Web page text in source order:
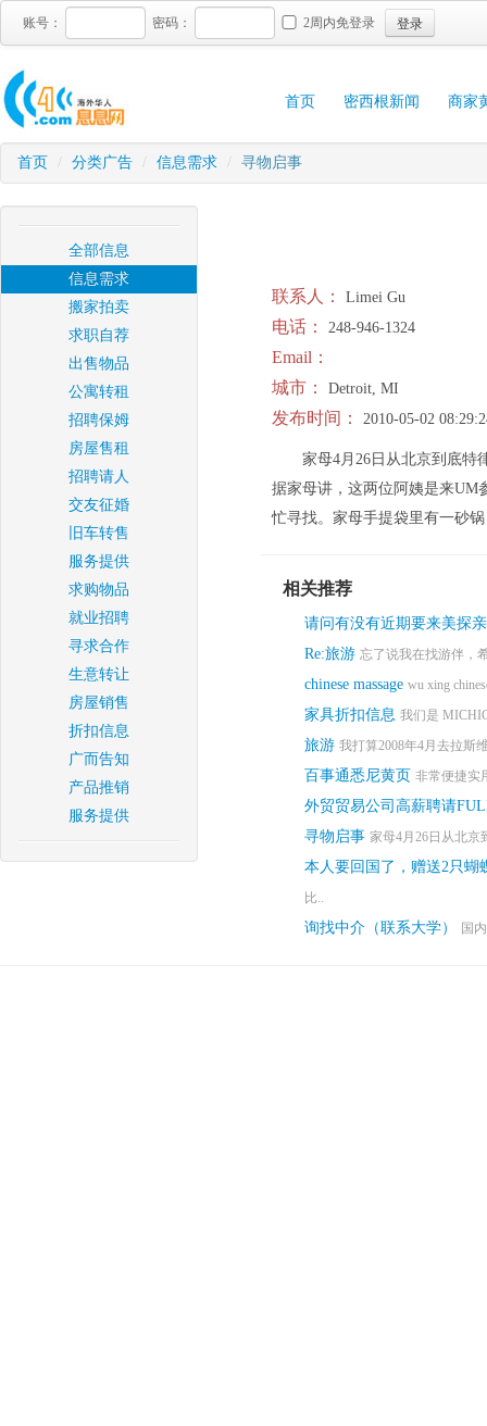
账号： 密码： 2周内免登录 登录
首页 密西根新闻 商家
首页 / 分类广告 / 信息需求 / 寻物启事
全部信息
信息需求
搬家拍卖
求职自荐
出售物品
公寓转租
招聘保姆
房屋售租
招聘请人
交友征婚
旧车转售
服务提供
求购物品
就业招聘
寻求合作
生意转让
房屋销售
折扣信息
广而告知
产品推销
服务提供
联系人： Limei Gu
电话： 248-946-1324
Email：
城市：
Detroit, MI
发布时间： 2010-05-02
家母4月26日从北京到底特
据家母讲，这两位阿姨是来UM
忙寻找。家母手提袋里有一砂
相关推荐
请问有没有近期要来美探
Re:旅游 忘了说我在找游伴，
chinese massage wu xing
家具折扣信息 我们是
旅游 我打算2008年4月去拉斯
百事通悉尼黄页 非常便捷实
外贸贸易公司高薪聘请
寻物启事 家母4月26日从北京
本人要回国了，赠送2只
比..
询找中介（联系大学） 国